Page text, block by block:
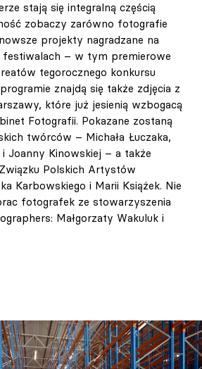
stają się integralną częścią
zobaczy zarówno fotografie
projekty nagradzane na
festiwalach – w tym premierowe
tegorocznego konkursu
znajdą się także zdjęcia z
które już jesienią wzbogacą
Fotografii. Pokazane zostaną
twórców – Michała Łuczaka,
Joanny Kinowskiej – a także
Polskich Artystów
Karbowskiego i Marii Książek. Nie
fotografek ze stowarzyszenia
Małgorzaty Wakuluk i